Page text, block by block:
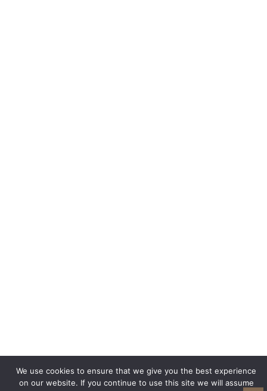
We use cookies to ensure that we give you the best experience
on our website. If you continue to use this site we will assume